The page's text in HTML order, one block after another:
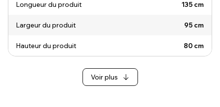
Longueur du produit 135 cm
Largeur du produit 95 cm
Hauteur du produit 80 cm
Voir plus